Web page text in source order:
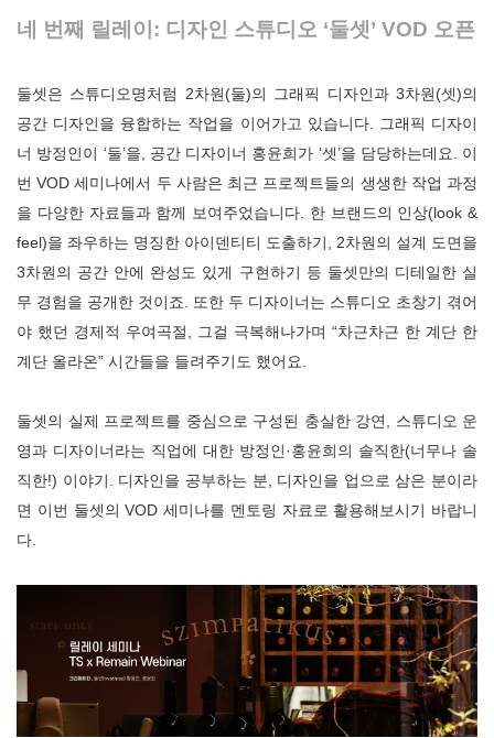
네 번째 릴레이: 디자인 스튜디오 ‘둘셋’ VOD 오픈
둘셋은 스튜디오명처럼 2차원(둘)의 그래픽 디자인과 3차원(셋)의
공간 디자인을 융합하는 작업을 이어가고 있습니다. 그래픽 디자이
너 방정인이 ‘둘’을, 공간 디자이너 홍윤희가 ‘셋’을 담당하는데요. 이
번 VOD 세미나에서 두 사람은 최근 프로젝트들의 생생한 작업 과정
을 다양한 자료들과 함께 보여주었습니다. 한 브랜드의 인상(look &
feel)을 좌우하는 명징한 아이덴티티 도출하기, 2차원의 설계 도면을
3차원의 공간 안에 완성도 있게 구현하기 등 둘셋만의 디테일한 실
무 경험을 공개한 것이죠. 또한 두 디자이너는 스튜디오 초창기 겪어
야 했던 경제적 우여곡절, 그걸 극복해나가며 “차근차근 한 계단 한
계단 올라온” 시간들을 들려주기도 했어요.
둘셋의 실제 프로젝트를 중심으로 구성된 충실한 강연, 스튜디오 운
영과 디자이너라는 직업에 대한 방정인·홍윤희의 솔직한(너무나 솔
직한!) 이야기. 디자인을 공부하는 분, 디자인을 업으로 삼은 분이라
면 이번 둘셋의 VOD 세미나를 멘토링 자료로 활용해보시기 바랍니
다